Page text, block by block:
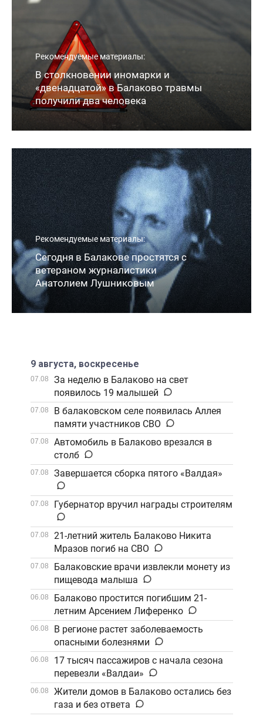
Рекомендуемые материалы:
В столкновении иномарки и
«двенадцатой» в Балаково травмы
получили два человека
Рекомендуемые материалы:
Сегодня в Балакове простятся с
ветераном журналистики
Анатолием Лушниковым
9 августа, воскресенье
07.08
За неделю в Балаково на свет
появилось 19 малышей
07.08
В балаковском селе появилась Аллея
памяти участников СВО
07.08
Автомобиль в Балаково врезался в
столб
07.08 Завершается сборка пятого «Валдая»
07.08 Губернатор вручил награды строителям
07.08
21-летний житель Балаково Никита
Мразов погиб на СВО
07.08
Балаковские врачи извлекли монету из
пищевода малыша
06.08
Балаково простится погибшим 21-
летним Арсением Лиференко
06.08
В регионе растет заболеваемость
опасными болезнями
06.08
17 тысяч пассажиров с начала сезона
перевезли «Валдаи»
06.08
Жители домов в Балаково остались без
газа и без ответа